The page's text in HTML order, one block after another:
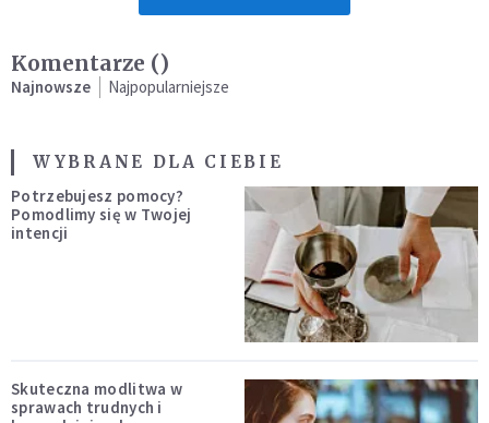
Komentarze ()
Najnowsze Najpopularniejsze
WYBRANE DLA CIEBIE
Potrzebujesz pomocy?
Pomodlimy się w Twojej
intencji
Skuteczna modlitwa w
sprawach trudnych i